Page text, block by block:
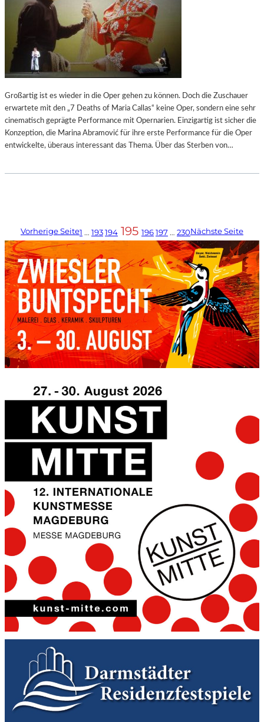
Großartig ist es wieder in die Oper gehen zu können. Doch die Zuschauer
erwartete mit den „7 Deaths of Maria Callas“ keine Oper, sondern eine sehr
cinematisch geprägte Performance mit Opernarien. Einzigartig ist sicher die
Konzeption, die Marina Abramović für ihre erste Performance für die Oper
entwickelte, überaus interessant das Thema. Über das Sterben von…
Vorherige Seite1 … 193194 195 196197… 230Nächste Seite